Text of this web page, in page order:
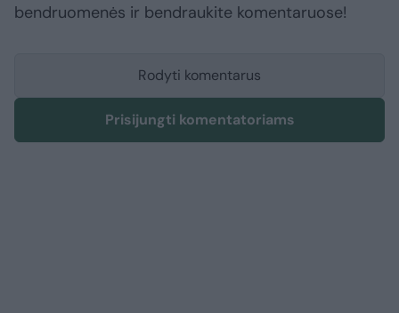
bendruomenės ir bendraukite komentaruose!
Rodyti komentarus
Prisijungti komentatoriams